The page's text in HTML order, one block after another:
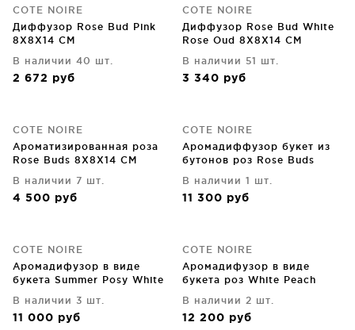
COTE NOIRE
Диффузор Rose Bud Pink
8X8X14 CM
В наличии 40 шт.
2 672 руб
COTE NOIRE
Диффузор Rose Bud White
Rose Oud 8X8X14 CM
В наличии 51 шт.
3 340 руб
COTE NOIRE
Ароматизированная роза
Rose Buds 8X8X14 CM
В наличии 7 шт.
4 500 руб
COTE NOIRE
Аромадиффузор букет из
бутонов роз Rose Buds
В наличии 1 шт.
11 300 руб
COTE NOIRE
Аромадифузор в виде
букета Summer Posy White
В наличии 3 шт.
11 000 руб
COTE NOIRE
Аромадифузор в виде
букета роз White Peach
В наличии 2 шт.
12 200 руб